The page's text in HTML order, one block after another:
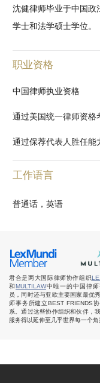
沈健律师毕业于中国政
学士和法学硕士学位。
职业资格
中国律师执业资格
通过美国统一律师资格
通过保荐代表人胜任能
工作语言
普通话，英语
君合是两大国际律师协作组织
和MULTILAW中唯一的中国律
员，同时还与亚欧主要国家最优
师事务所建立BEST FRIENDS
系。通过这些协作组织和伙伴，
服务得以延伸至几乎世界每一个角